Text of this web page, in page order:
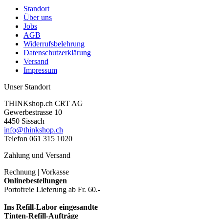
Standort
Über uns
Jobs
AGB
Widerrufsbelehrung
Datenschutzerklärung
Versand
Impressum
Unser Standort
THINKshop.ch CRT AG
Gewerbestrasse 10
4450 Sissach
info@thinkshop.ch
Telefon 061 315 1020
Zahlung und Versand
Rechnung | Vorkasse
Onlinebestellungen
Portofreie Lieferung ab Fr. 60.-
Ins Refill-Labor eingesandte
Tinten-Refill-Aufträge